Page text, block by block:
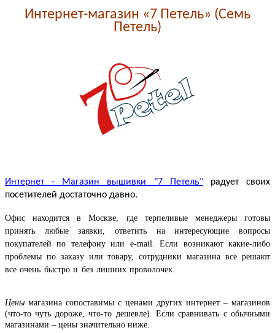
Интернет-магазин «7 Петель» (Семь
Петель)
Интернет - Магазин вышивки "7 Петель"радует своих
посетителей достаточно давно.
Офис находится в Москве, где терпеливые менеджеры готовы
принять любые заявки, ответить на интересующие вопросы
покупателей по телефону или e-mail. Если возникают какие-либо
проблемы по заказу или товару, сотрудники магазина все решают
все очень быстро и без лишних проволочек.
Цены магазина сопоставимы с ценами других интернет – магазинов
(что-то чуть дороже, что-то дешевле). Если сравнивать с обычными
магазинами – цены значительно ниже.